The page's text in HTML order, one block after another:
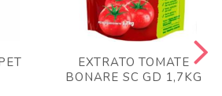
EXTRATO TOMATE
BONARE SC GD 1,7KG